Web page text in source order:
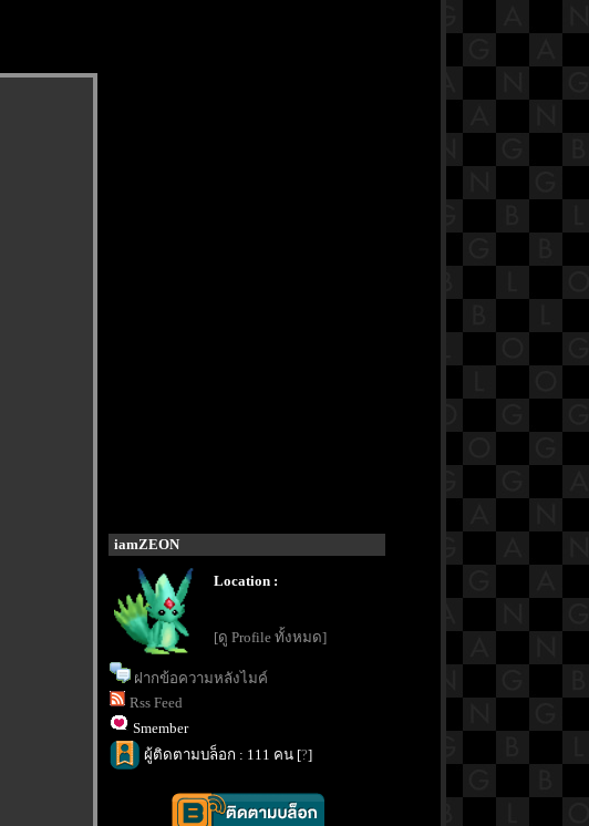
iamZEON
Location :
[ดู Profile ทั้งหมด]
ฝากข้อความหลังไมค์
Rss Feed
Smember
ผู้ติดตามบล็อก : 111 คน [?]